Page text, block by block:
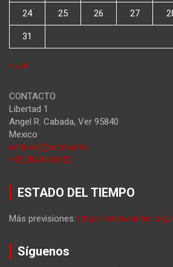
24 25 26 27
31
« Jul
CONTACTO
Libertad 1
Angel R. Cabada, Ver 95840
Mexico
editorial@ncstv.info
+522849460822
ESTADO DEL TIEMPO
Más previsiones: https://
Síguenos